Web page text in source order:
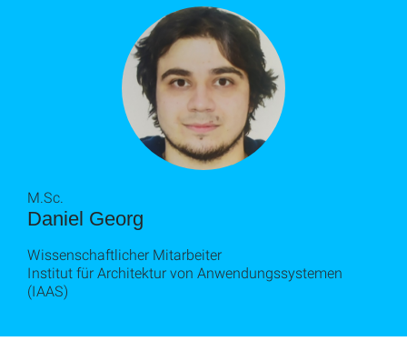
Daniel Georg
M.Sc.
Wissenschaftlicher Mitarbeiter
Institut für Architektur von Anwendungssystemen
(IAAS)